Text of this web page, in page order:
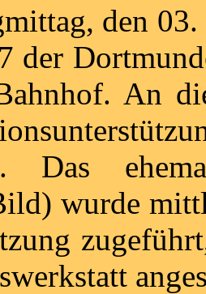
den
der
An
Das
wurde